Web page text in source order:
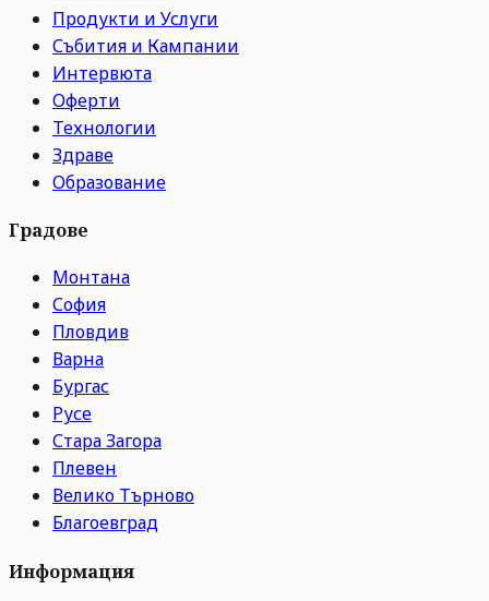
Продукти и Услуги
Събития и Кампании
Интервюта
Оферти
Технологии
Здраве
Образование
Градове
Монтана
София
Пловдив
Варна
Бургас
Русе
Стара Загора
Плевен
Велико Търново
Благоевград
Информация